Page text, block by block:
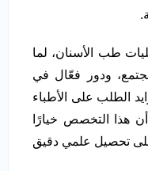
طب الأسنان، لما
ودور فعّال في
الطلب على الأطباء
هذا التخصص خيارًا
على تحصيل علمي دقيق